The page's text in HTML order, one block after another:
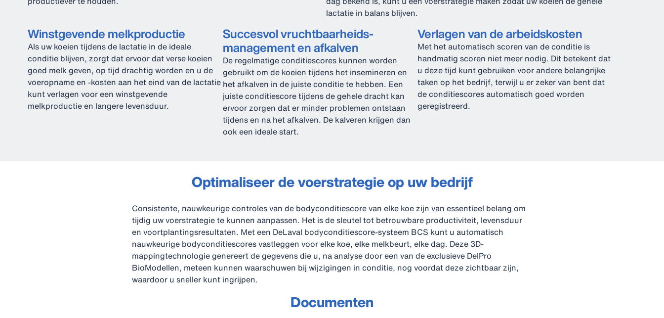
lactatie in balans blijven.
Winstgevende melkproductie
Als uw koeien tijdens de lactatie in de ideale
conditie blijven, zorgt dat ervoor dat verse koeien
goed melk geven, op tijd drachtig worden en u de
voeropname en -kosten aan het eind van de lactatie
kunt verlagen voor een winstgevende
melkproductie en langere levensduur.
Succesvol vruchtbaarheids-
management en afkalven
De regelmatige conditiescores kunnen worden
gebruikt om de koeien tijdens het insemineren en
het afkalven in de juiste conditie te hebben. Een
juiste conditiescore tijdens de gehele dracht kan
ervoor zorgen dat er minder problemen ontstaan
tijdens en na het afkalven. De kalveren krijgen dan
ook een ideale start.
Verlagen van de arbeidskosten
Met het automatisch scoren van de conditie is
handmatig scoren niet meer nodig. Dit betekent dat
u deze tijd kunt gebruiken voor andere belangrijke
taken op het bedrijf, terwijl u er zeker van bent dat
de conditiescores automatisch goed worden
geregistreerd.
Optimaliseer de voerstrategie op uw bedrijf
Consistente, nauwkeurige controles van de bodyconditiescore van elke koe zijn van essentieel belang om
tijdig uw voerstrategie te kunnen aanpassen. Het is de sleutel tot betrouwbare productiviteit, levensduur
en voortplantingsresultaten. Met een DeLaval bodyconditiescore-systeem BCS kunt u automatisch
nauwkeurige bodyconditiescores vastleggen voor elke koe, elke melkbeurt, elke dag. Deze 3D-
mappingtechnologie genereert de gegevens die u, na analyse door een van de exclusieve DelPro
BioModellen, meteen kunnen waarschuwen bij wijzigingen in conditie, nog voordat deze zichtbaar zijn,
waardoor u sneller kunt ingrijpen.
Documenten